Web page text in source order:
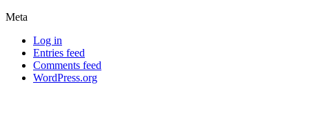
Meta
Log in
Entries feed
Comments feed
WordPress.org